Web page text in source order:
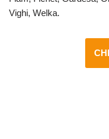
Vighi, Welka.